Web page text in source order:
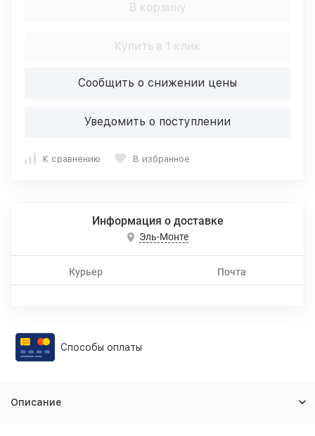
В корзину
Купить в 1 клик
Сообщить о снижении цены
Уведомить о поступлении
К сравнению В избранное
Информация о доставке
Эль-Монте
Курьер Почта
Способы оплаты
Описание